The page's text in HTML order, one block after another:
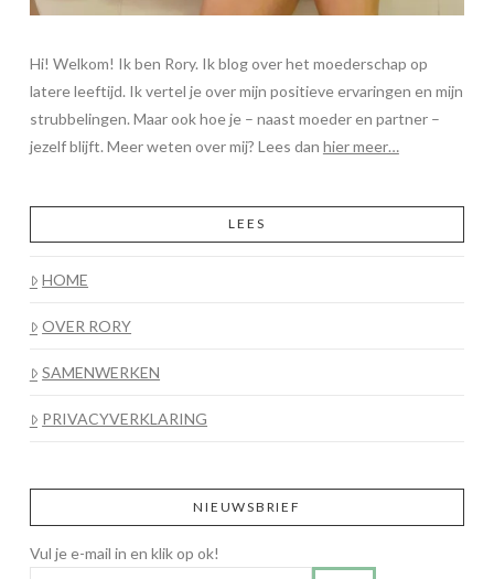
Hi! Welkom! Ik ben Rory. Ik blog over het moederschap op
latere leeftijd. Ik vertel je over mijn positieve ervaringen en mijn
strubbelingen. Maar ook hoe je – naast moeder en partner –
jezelf blijft. Meer weten over mij? Lees dan hier meer…
LEES
HOME
OVER RORY
SAMENWERKEN
PRIVACYVERKLARING
NIEUWSBRIEF